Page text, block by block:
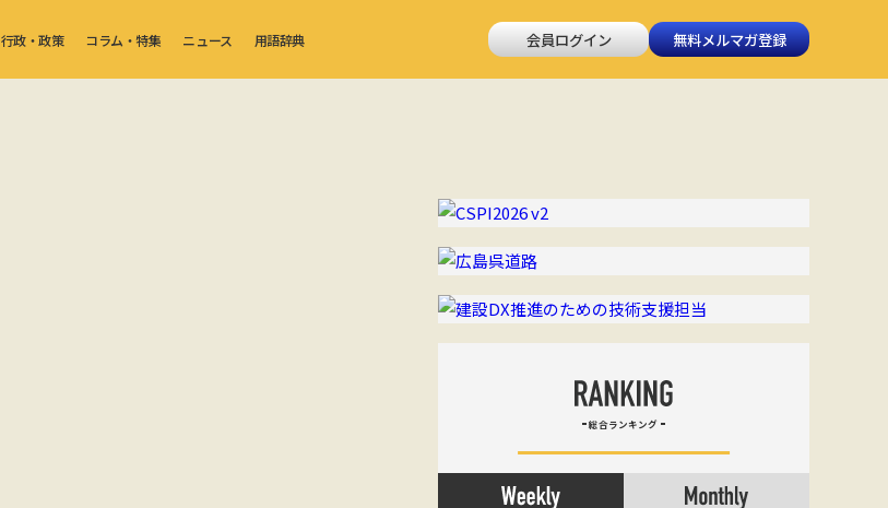
行政・政策 コラム・特集 ニュース 用語辞典 会員ログイン 無料メルマガ登録
総合ランキング